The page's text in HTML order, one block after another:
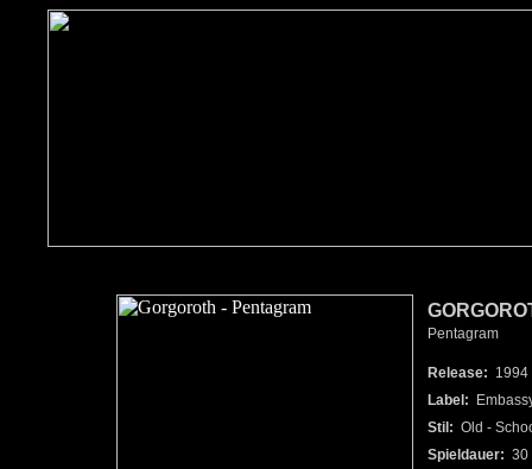
Pentagram
Release: 1994
Label:
Stil: Old -
Spieldauer: 30